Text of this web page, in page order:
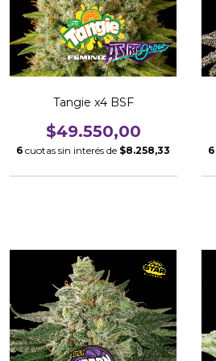
Tangie x4 BSF
$49.550,00
6 cuotas sin interés de $8.258,33 6